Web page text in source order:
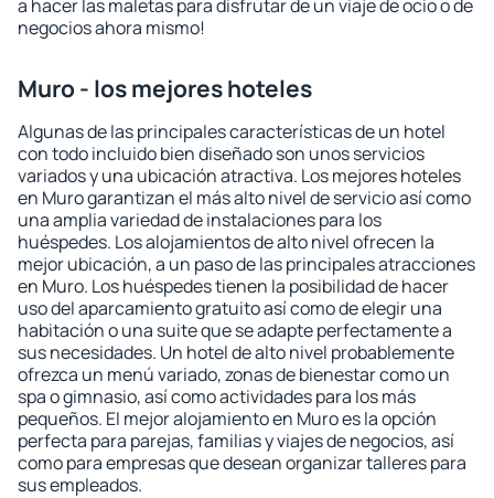
a hacer las maletas para disfrutar de un viaje de ocio o de
negocios ahora mismo!
Muro - los mejores hoteles
Algunas de las principales características de un hotel
con todo incluido bien diseñado son unos servicios
variados y una ubicación atractiva. Los mejores hoteles
en Muro garantizan el más alto nivel de servicio así como
una amplia variedad de instalaciones para los
huéspedes. Los alojamientos de alto nivel ofrecen la
mejor ubicación, a un paso de las principales atracciones
en Muro. Los huéspedes tienen la posibilidad de hacer
uso del aparcamiento gratuito así como de elegir una
habitación o una suite que se adapte perfectamente a
sus necesidades. Un hotel de alto nivel probablemente
ofrezca un menú variado, zonas de bienestar como un
spa o gimnasio, así como actividades para los más
pequeños. El mejor alojamiento en Muro es la opción
perfecta para parejas, familias y viajes de negocios, así
como para empresas que desean organizar talleres para
sus empleados.